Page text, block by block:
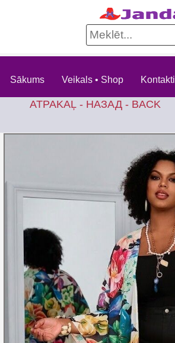
Sākums Veikals • Shop Kontakti
ATPAKAĻ - НАЗАД - BACK